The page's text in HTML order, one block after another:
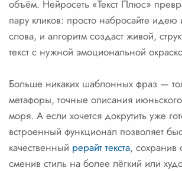
объём. Нейросеть «Текст Плюс»
пару кликов: просто набросайте
слова, и алгоритм создаст живой,
текст с нужной эмоциональной
Больше никаких шаблонных фраз —
метафоры, точные описания
моря. А если хочется докрутить уже
встроенный функционал позволяет
качественный рерайт текста, сохранив
сменив стиль на более лёгкий или